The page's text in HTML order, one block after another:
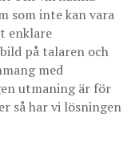
som inte kan vara
enklare
på talaren och
med
utmaning är för
så har vi lösningen